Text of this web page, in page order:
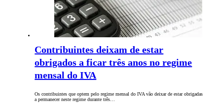
Contribuintes deixam de estar
obrigados a ficar três anos no regime
mensal do IVA
Os contribuintes que optem pelo regime mensal do IVA vão deixar de estar obrigadas
a permanecer neste regime durante três…